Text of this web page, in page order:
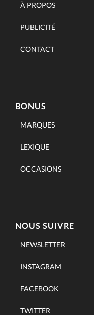
À PROPOS
PUBLICITÉ
CONTACT
BONUS
MARQUES
LEXIQUE
OCCASIONS
NOUS SUIVRE
NEWSLETTER
INSTAGRAM
FACEBOOK
TWITTER